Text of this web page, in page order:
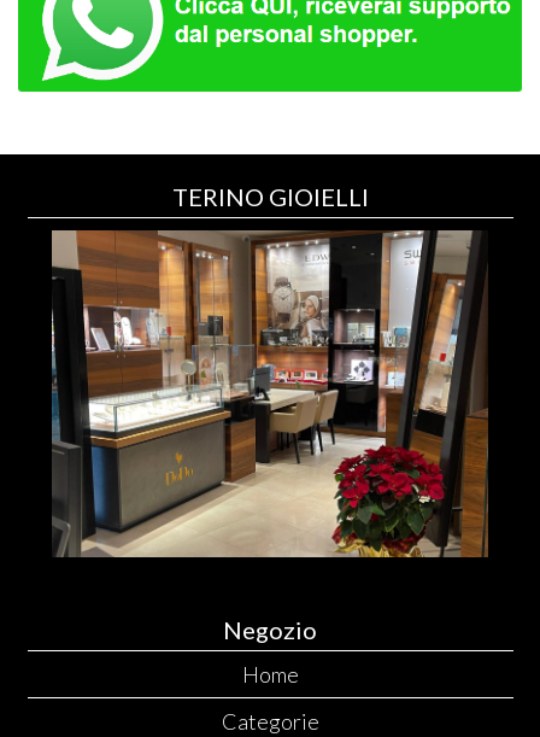
TERINO GIOIELLI
Negozio
Home
Categorie